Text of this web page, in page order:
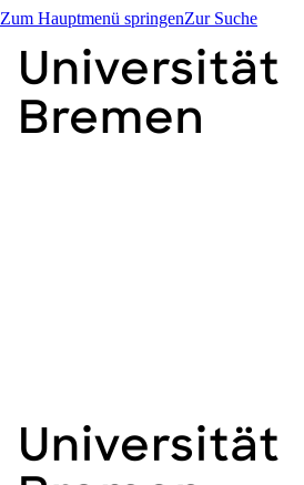
Zum Hauptmenü springenZur Suche